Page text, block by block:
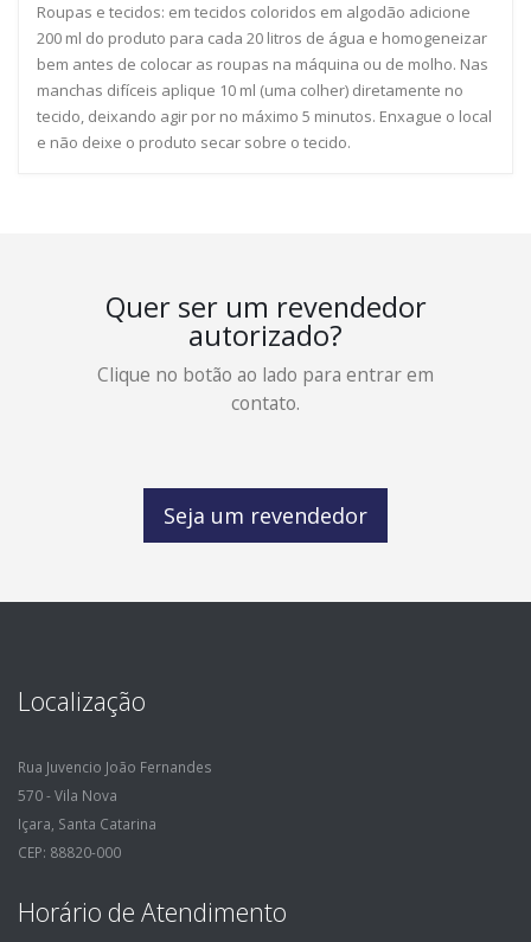
Roupas e tecidos: em tecidos coloridos em algodão adicione
200 ml do produto para cada 20 litros de água e homogeneizar
bem antes de colocar as roupas na máquina ou de molho. Nas
manchas difíceis aplique 10 ml (uma colher) diretamente no
tecido, deixando agir por no máximo 5 minutos. Enxague o local
e não deixe o produto secar sobre o tecido.
Quer ser um revendedor
autorizado?
Clique no botão ao lado para entrar em
contato.
Seja um revendedor
Localização
Rua Juvencio João Fernandes
570 - Vila Nova
Içara, Santa Catarina
CEP: 88820-000
Horário de Atendimento